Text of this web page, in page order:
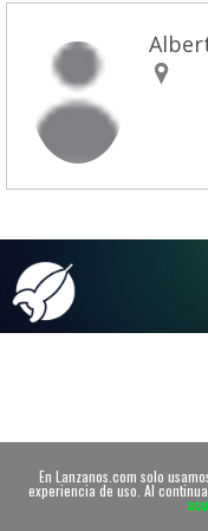
En Lanzanos.com solo
experiencia de uso. Al